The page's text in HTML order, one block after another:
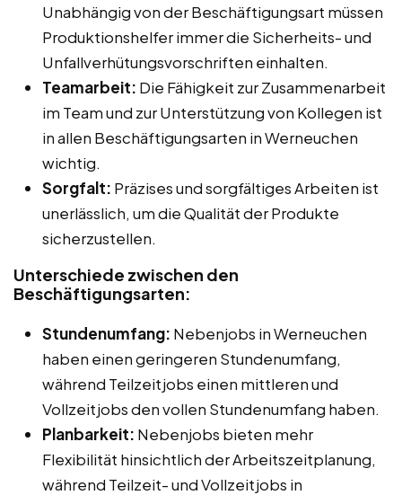
Unabhängig von der Beschäftigungsart müssen
Produktionshelfer immer die Sicherheits- und
Unfallverhütungsvorschriften einhalten.
Teamarbeit: Die Fähigkeit zur Zusammenarbeit
im Team und zur Unterstützung von Kollegen ist
in allen Beschäftigungsarten in Werneuchen
wichtig.
Sorgfalt: Präzises und sorgfältiges Arbeiten ist
unerlässlich, um die Qualität der Produkte
sicherzustellen.
Unterschiede zwischen den
Beschäftigungsarten:
Stundenumfang: Nebenjobs in Werneuchen
haben einen geringeren Stundenumfang,
während Teilzeitjobs einen mittleren und
Vollzeitjobs den vollen Stundenumfang haben.
Planbarkeit: Nebenjobs bieten mehr
Flexibilität hinsichtlich der Arbeitszeitplanung,
während Teilzeit- und Vollzeitjobs in